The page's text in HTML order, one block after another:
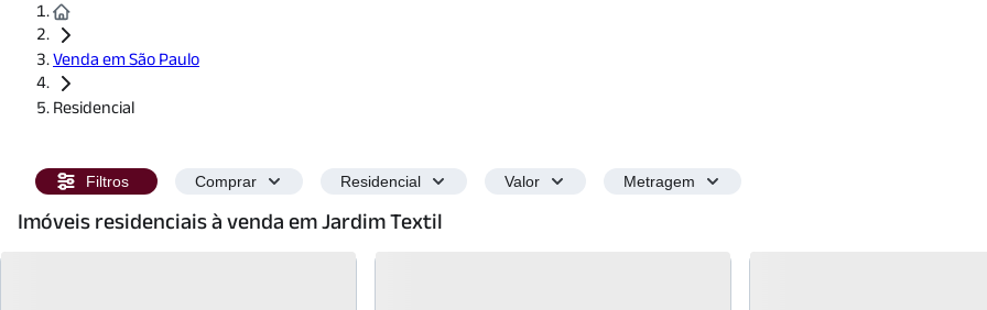
Venda em São Paulo
Residencial
Filtros Comprar Residencial Valor Metragem
Imóveis residenciais à venda em Jardim Textil